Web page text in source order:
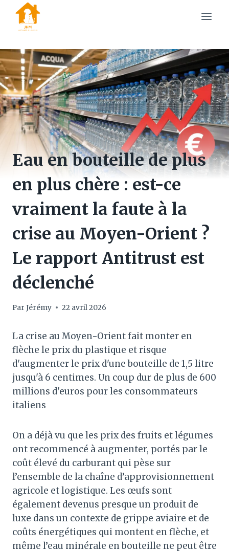
content
Eau en bouteille de plus
en plus chère : est-ce
vraiment la faute à la
crise au Moyen-Orient ?
Le rapport Antitrust est
déclenché
Par Jérémy 22 avril 2026
La crise au Moyen-Orient fait monter en
flèche le prix du plastique et risque
d'augmenter le prix d'une bouteille de 1,5 litre
jusqu'à 6 centimes. Un coup dur de plus de 600
millions d'euros pour les consommateurs
italiens
On a déjà vu que les prix des fruits et légumes
ont recommencé à augmenter, portés par le
coût élevé du carburant qui pèse sur
l’ensemble de la chaîne d’approvisionnement
agricole et logistique. Les œufs sont
également devenus presque un produit de
luxe dans un contexte de grippe aviaire et de
coûts énergétiques qui montent en flèche, et
même l’eau minérale en bouteille ne peut être